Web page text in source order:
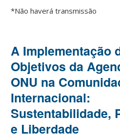
*Não haverá transmissão
A Implementação
Objetivos da
ONU na
Internacional:
Sustentabilidade,
e Liberdade